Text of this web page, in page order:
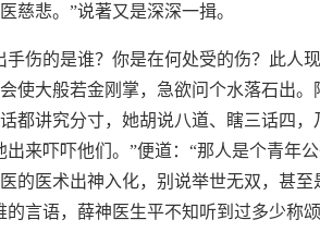
慈悲。”说著又是深深一揖。
伤的是谁？你是在何处受的伤？此人
使大般若金刚掌，急欲问个水落石出。
都讲究分寸，她胡说八道、瞎三话四
来吓吓他们。”便道：“那人是个青年
的医术出神入化，别说举世无双，甚至
言语，薛神医生平不知听到过多少称